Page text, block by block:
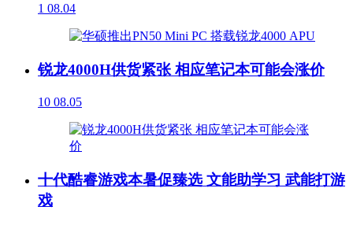
1 08.04
锐龙4000H供货紧张 相应笔记本可能会涨价
10 08.05
十代酷睿游戏本暑促臻选 文能助学习 武能打游
戏